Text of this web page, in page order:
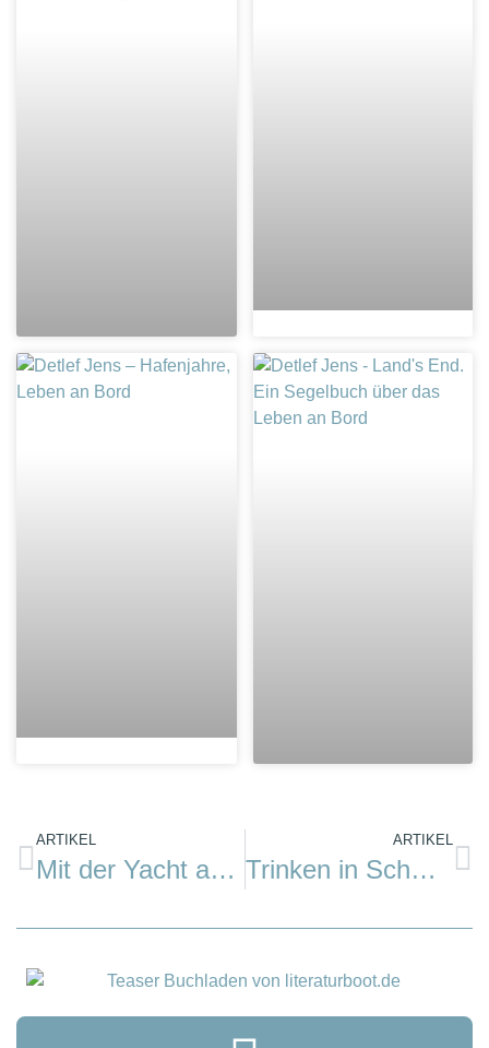
ARTIKEL
Mit der Yacht auf dem Rhein
ARTIKEL
Trinken in Schweden: Ein Land wird trinkBar